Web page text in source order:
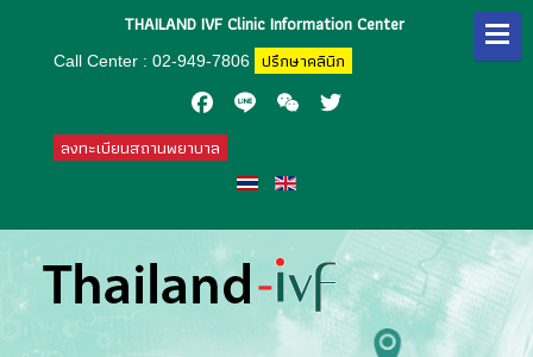
THAILAND IVF Clinic Information Center
Call Center : 02-949-7806 ปรึกษาคลินิก
Facebook
ลงทะเบียนสถานพยาบาล